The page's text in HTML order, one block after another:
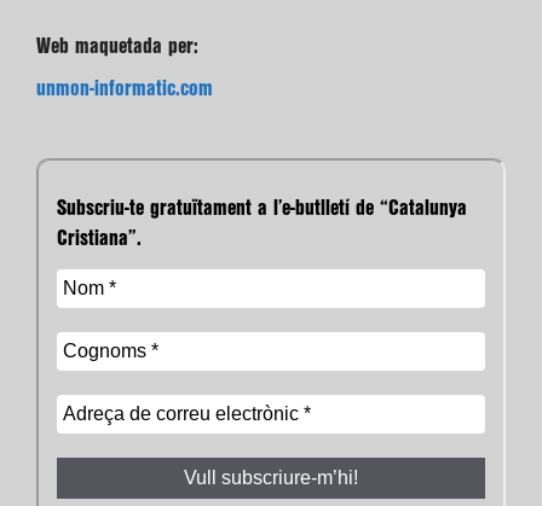
Web maquetada per:
unmon-informatic.com
Subscriu-te gratuïtament a l’e-butlletí de “Catalunya
Cristiana”.